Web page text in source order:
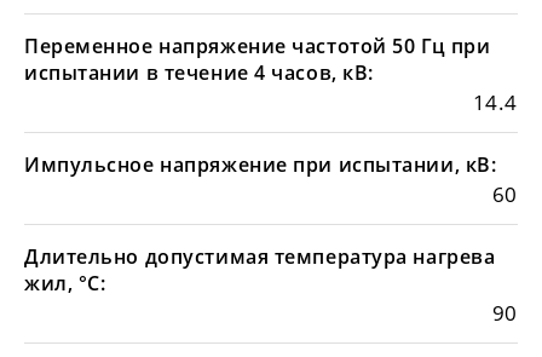
Переменное напряжение частотой 50 Гц при
испытании в течение 4 часов, кВ:
14.4
Импульсное напряжение при испытании, кВ:
60
Длительно допустимая температура нагрева
жил, °С:
90